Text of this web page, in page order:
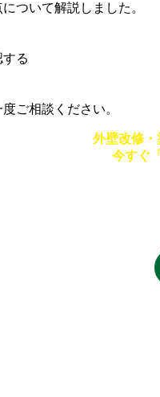
ついて解説しました。
る
ご相談ください。
外壁改修・
今すぐ